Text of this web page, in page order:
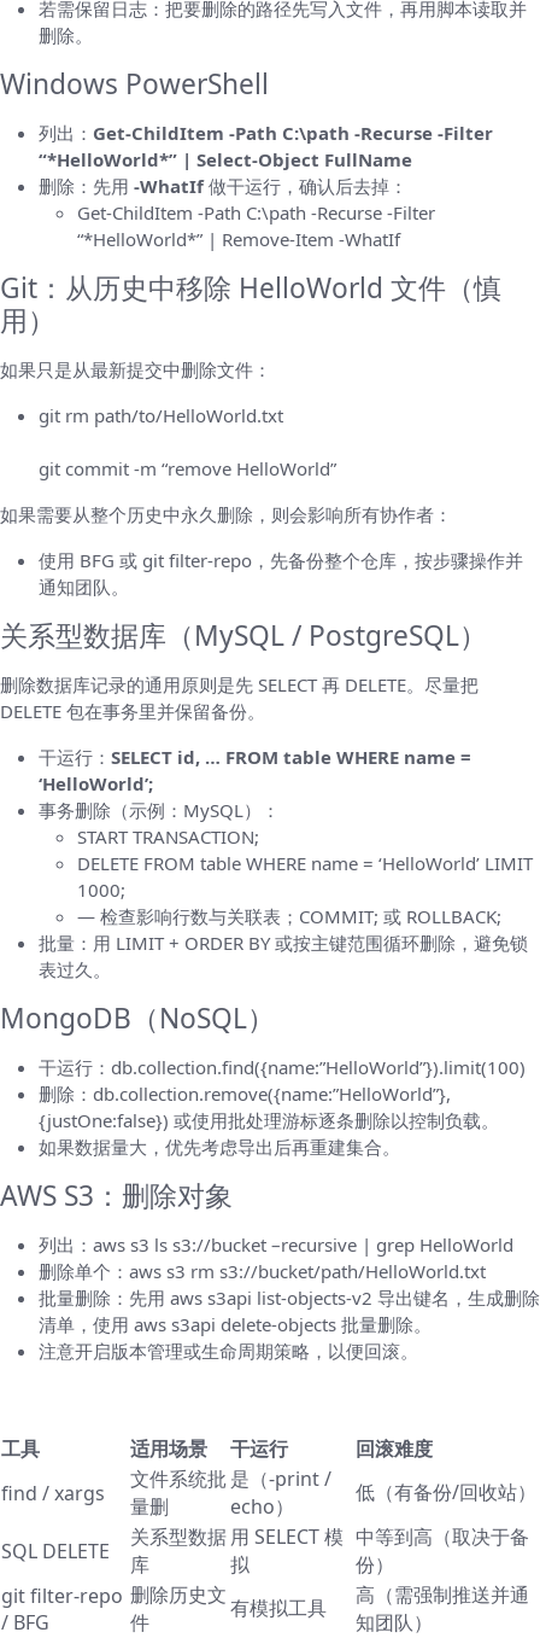
若需保留日志：把要删除的路径先写入文件，再用脚本读取并
删除。
Windows PowerShell
列出： Get-ChildItem -Path C:\path -Recurse -Filter
“*HelloWorld*” | Select-Object FullName
删除：先用 -WhatIf做干运行，确认后去掉：
Get-ChildItem -Path C:\path -Recurse -Filter
“*HelloWorld*” | Remove-Item -WhatIf
Git：从历史中移除 HelloWorld 文件（慎
用）
如果只是从最新提交中删除文件：
git rm path/to/HelloWorld.txt
git commit -m “remove HelloWorld”
如果需要从整个历史中永久删除，则会影响所有协作者：
使用 BFG 或 git filter-repo，先备份整个仓库，按步骤操作并
通知团队。
关系型数据库（MySQL / PostgreSQL）
删除数据库记录的通用原则是先 SELECT 再 DELETE。尽量把
DELETE 包在事务里并保留备份。
干运行： SELECT id, … FROM table WHERE name =
‘HelloWorld’;
事务删除（示例：MySQL）：
START TRANSACTION;
DELETE FROM table WHERE name = ‘HelloWorld’ LIMIT
1000;
— 检查影响行数与关联表；COMMIT; 或 ROLLBACK;
批量：用 LIMIT + ORDER BY 或按主键范围循环删除，避免锁
表过久。
MongoDB（NoSQL）
干运行：db.collection.find({name:”HelloWorld”}).limit(100)
删除：db.collection.remove({name:”HelloWorld”},
{justOne:false}) 或使用批处理游标逐条删除以控制负载。
如果数据量大，优先考虑导出后再重建集合。
AWS S3：删除对象
列出：aws s3 ls s3://bucket –recursive | grep HelloWorld
删除单个：aws s3 rm s3://bucket/path/HelloWorld.txt
批量删除：先用 aws s3api list-objects-v2 导出键名，生成删除
清单，使用 aws s3api delete-objects 批量删除。
注意开启版本管理或生命周期策略，以便回滚。
工具 适用场景 干运行
回滚难度
find / xargs
文件系统批
量删
是（-print /
echo）
低（有备份/回收站）
SQL DELETE
关系型数据
库
用 SELECT 模
拟
中等到高（取决于备
份）
git filter-repo
/ BFG
删除历史文
件
有模拟工具
高（需强制推送并通
知团队）